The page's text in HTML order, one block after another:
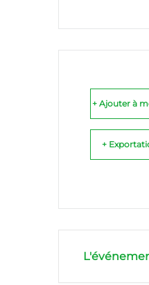
+ Ajouter à
+